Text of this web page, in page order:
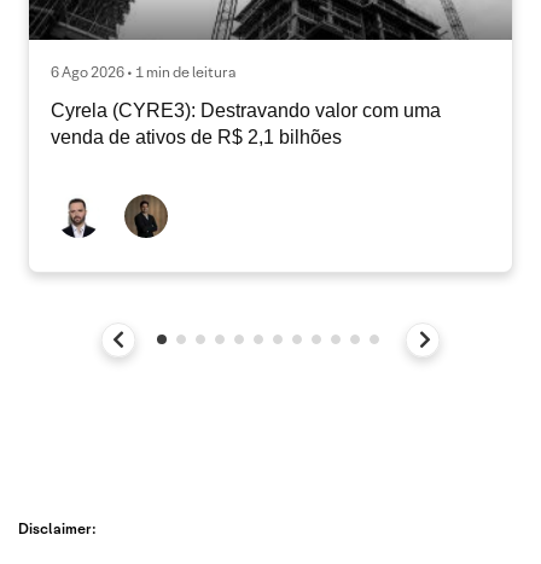
6 Ago 2026 • 1 min de leitura
Cyrela (CYRE3): Destravando valor com uma
venda de ativos de R$ 2,1 bilhões
Disclaimer: